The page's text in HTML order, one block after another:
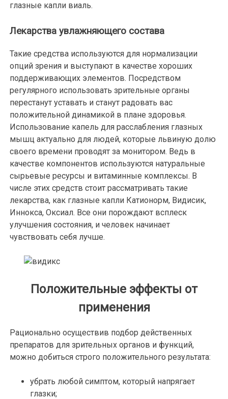
глазные капли виаль.
Лекарства увлажняющего состава
Такие средства используются для нормализации
опций зрения и выступают в качестве хороших
поддерживающих элементов. Посредством
регулярного использовать зрительные органы
перестанут уставать и станут радовать вас
положительной динамикой в плане здоровья.
Использование капель для расслабления глазных
мышц актуально для людей, которые львиную долю
своего времени проводят за монитором. Ведь в
качестве компонентов используются натуральные
сырьевые ресурсы и витаминные комплексы. В
числе этих средств стоит рассматривать такие
лекарства, как глазные капли Катионорм, Видисик,
Иннокса, Оксиал. Все они порождают всплеск
улучшения состояния, и человек начинает
чувствовать себя лучше.
Положительные эффекты от
применения
Рационально осуществив подбор действенных
препаратов для зрительных органов и функций,
можно добиться строго положительного результата:
убрать любой симптом, который напрягает
глазки;